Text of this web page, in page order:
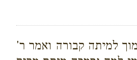
למיתה קבורה ואמר ר'